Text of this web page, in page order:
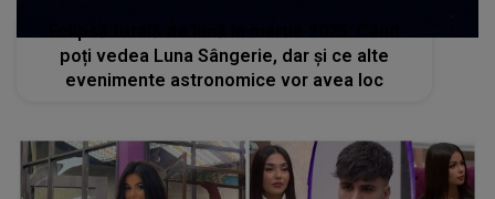
poți vedea Luna Sângerie, dar și ce alte
evenimente astronomice vor avea loc